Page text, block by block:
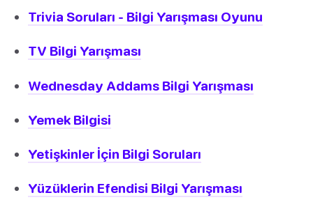
Trivia Soruları - Bilgi Yarışması Oyunu
TV Bilgi Yarışması
Wednesday Addams Bilgi Yarışması
Yemek Bilgisi
Yetişkinler İçin Bilgi Soruları
Yüzüklerin Efendisi Bilgi Yarışması